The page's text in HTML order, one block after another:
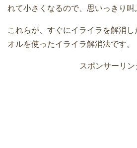
れて小さくなるので、思いっきり叫
これらが、すぐにイライラを解消
オルを使ったイライラ解消法です。
スポンサーリン